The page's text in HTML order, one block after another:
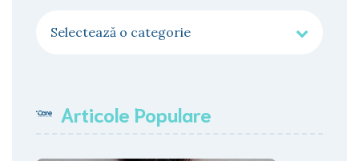
Articole Populare